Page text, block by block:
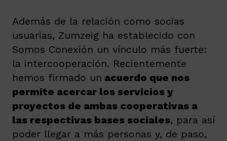
Además de la relación como socias
usuarias, Zumzeig ha establecido con
Somos Conexión un vínculo más fuerte:
la intercooperación. Recientemente
hemos firmado un acuerdo que nos
permite acercar los servicios y
proyectos de ambas cooperativas a
las respectivas bases sociales, para así
poder llegar a más personas y, de paso,